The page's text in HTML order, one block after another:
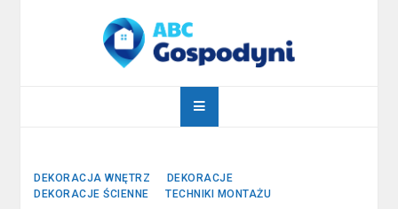
abcgospodyni.pl
DEKORACJA WNĘTRZ
DEKORACJE
DEKORACJE ŚCIENNE
TECHNIKI MONTAŻU